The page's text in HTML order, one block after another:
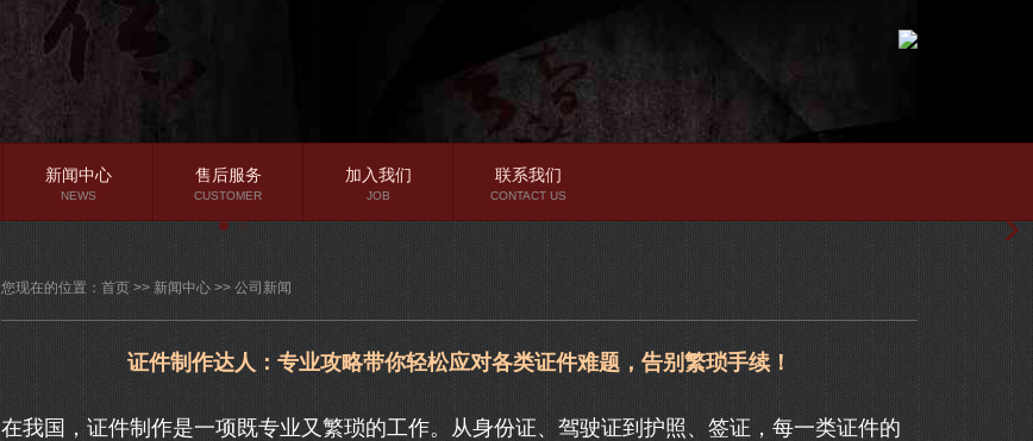
行业资讯
常见问题
新闻中心
NEWS
售后服务
CUSTOMER
加入我们
JOB
联系我们
CONTACT US
您现在的位置： 首页 >> 新闻中心 >> 公司新闻
证件制作达人：专业攻略带你轻松应对各类证件难题，告别繁琐手续！
在我国，证件制作是一项既专业又繁琐的工作。从身份证、驾驶证到护照、签证，每一类证件的